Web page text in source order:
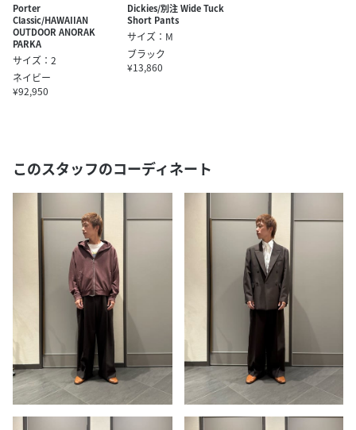
Porter
Classic/HAWAIIAN
OUTDOOR ANORAK
PARKA
サイズ：2
ネイビー
¥92,950
Dickies/別注 Wide Tuck
Short Pants
サイズ：M
ブラック
¥13,860
このスタッフのコーディネート